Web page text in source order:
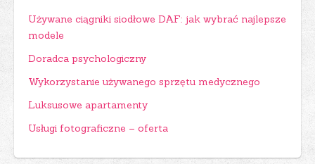
Używane ciągniki siodłowe DAF: jak wybrać najlepsze
modele
Doradca psychologiczny
Wykorzystanie używanego sprzętu medycznego
Luksusowe apartamenty
Usługi fotograficzne – oferta